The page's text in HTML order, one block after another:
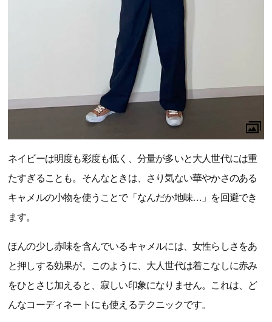
ネイビーは明度も彩度も低く、分量が多いと大人世代には重
たすぎることも。そんなときは、さり気ない華やかさのある
キャメルの小物を使うことで「なんだか地味…」を回避でき
ます。
ほんの少し赤味を含んでいるキャメルには、女性らしさをあ
と押しする効果が。このように、大人世代は着こなしに赤み
をひとさじ加えると、寂しい印象になりません。これは、ど
んなコーディネートにも使えるテクニックです。